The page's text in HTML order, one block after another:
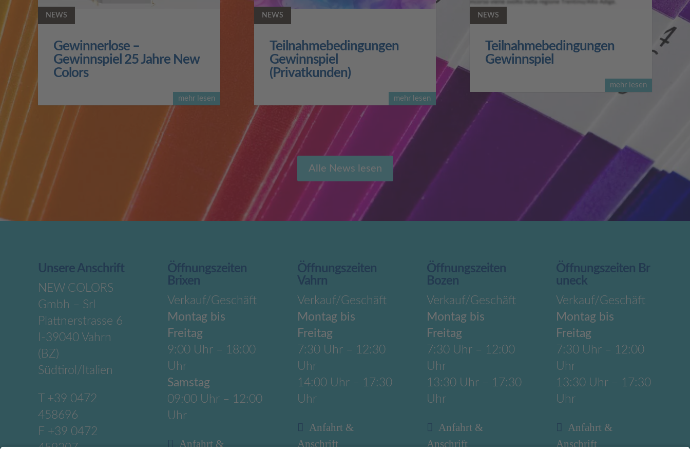
mehr lesen
Gewinnerlose –
Gewinnspiel 25 Jahre New
Colors
NEWS
mehr lesen
Teilnahmebedingungen
Gewinnspiel
(Privatkunden)
NEWS
mehr lesen
Teilnahmebedingungen
Gewinnspiel
NEWS
Alle News lesen
Unsere Anschrift
NEW COLORS
Gmbh – Srl
Plattnerstrasse 6
I-39040 Vahrn
(BZ)
Südtirol/Italien
+39 0472
458696
F +39 0472
Öffnungszeiten
Brixen
Verkauf/Geschäft
Montag bis
Freitag
9:00 Uhr – 18:00
Uhr
Samstag
09:00 Uhr – 12:00
Uhr
Anfahrt &
Öffnungszeiten
Vahrn
Verkauf/Geschäft
Montag bis
Freitag
7:30 Uhr – 12:30
Uhr
14:00 Uhr – 17:30
Uhr
Anfahrt &
Anschrift
Öffnungszeiten
Bozen
Verkauf/Geschäft
Montag bis
Freitag
7:30 Uhr – 12:00
Uhr
13:30 Uhr – 17:30
Uhr
Anfahrt &
Anschrift
Öffnungszeiten Br
uneck
Verkauf/Geschäft
Montag bis
Freitag
7:30 Uhr – 12:00
Uhr
13:30 Uhr – 17:30
Uhr
Anfahrt &
Anschrift